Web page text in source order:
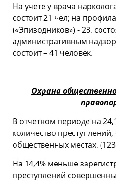
На учете у врача
состоит 21 чел; на
(«Эпизодников») - 28,
административным
состоит – 41 человек.
Охрана
В отчетном периоде на
количество
общественных местах,
На 14,4% меньше
преступлений